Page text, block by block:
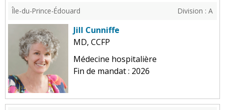
Île-du-Prince-Édouard Division : A
Jill Cunniffe
MD, CCFP
Médecine hospitalière
Fin de mandat : 2026